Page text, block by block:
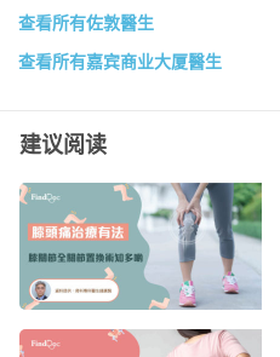
查看所有佐敦醫生
查看所有嘉宾商业大厦醫生
建议阅读